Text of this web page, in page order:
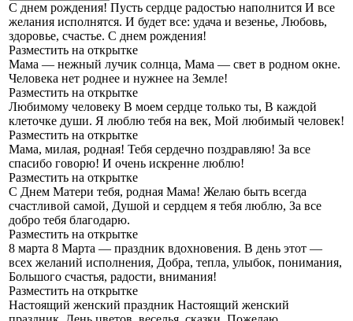
С днем рождения! Пусть сердце радостью наполнится И все
желания исполнятся. И будет все: удача и везенье, Любовь,
здоровье, счастье. С днем рождения!
Разместить на открытке
Мама — нежный лучик солнца, Мама — свет в родном окне.
Человека нет роднее и нужнее на Земле!
Разместить на открытке
Любимому человеку В моем сердце только ты, В каждой
клеточке души. Я люблю тебя на век, Мой любимый человек!
Разместить на открытке
Мама, милая, родная! Тебя сердечно поздравляю! За все
спасибо говорю! И очень искренне люблю!
Разместить на открытке
С Днем Матери тебя, родная Мама! Желаю быть всегда
счастливой самой, Душой и сердцем я тебя люблю, За все
добро тебя благодарю.
Разместить на открытке
8 марта 8 Марта — праздник вдохновения. В день этот —
всех желаний исполнения, Добра, тепла, улыбок, понимания,
Большого счастья, радости, внимания!
Разместить на открытке
Настоящий женский праздник Настоящий женский